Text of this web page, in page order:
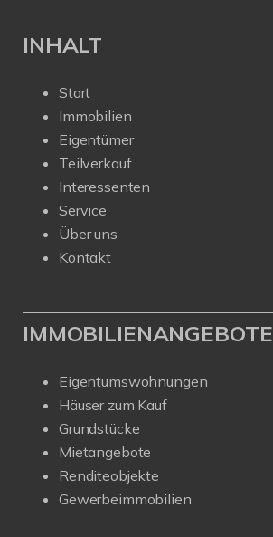
INHALT
Start
Immobilien
Eigentümer
Teilverkauf
Interessenten
Service
Über uns
Kontakt
IMMOBILIENANGEBOTE
Eigentumswohnungen
Häuser zum Kauf
Grundstücke
Mietangebote
Renditeobjekte
Gewerbeimmobilien